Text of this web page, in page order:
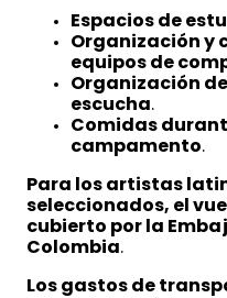
Espacios de
Organización y
equipos de
Organización
escucha.
Comidas
campamento.
Para los artistas
seleccionados, el
cubierto por la
Colombia.
Los gastos de